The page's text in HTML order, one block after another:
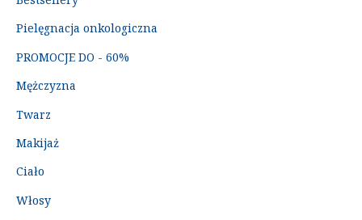
Pielęgnacja onkologiczna
PROMOCJE DO - 60%
Mężczyzna
Twarz
Makijaż
Ciało
Włosy